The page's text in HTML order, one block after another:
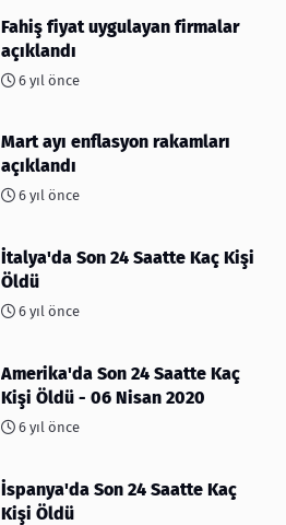
Fahiş fiyat uygulayan firmalar
açıklandı
6 yıl önce
Mart ayı enflasyon rakamları
açıklandı
6 yıl önce
İtalya'da Son 24 Saatte Kaç Kişi
Öldü
6 yıl önce
Amerika'da Son 24 Saatte Kaç
Kişi Öldü - 06 Nisan 2020
6 yıl önce
İspanya'da Son 24 Saatte Kaç
Kişi Öldü